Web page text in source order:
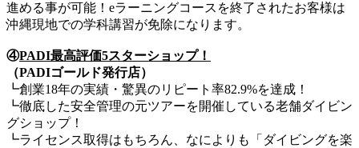
進める事が可能！eラーニングコースを終了されたお客様は
沖縄現地での学科講習が免除になります。
④PADI最高評価5スターショップ！
（PADIゴールド発行店）
┗創業18年の実績・驚異のリピート率82.9%を達成！
┗徹底した安全管理の元ツアーを開催している老舗ダイビン
グショップ！
┗ライセンス取得はもちろん、なによりも「ダイビングを楽